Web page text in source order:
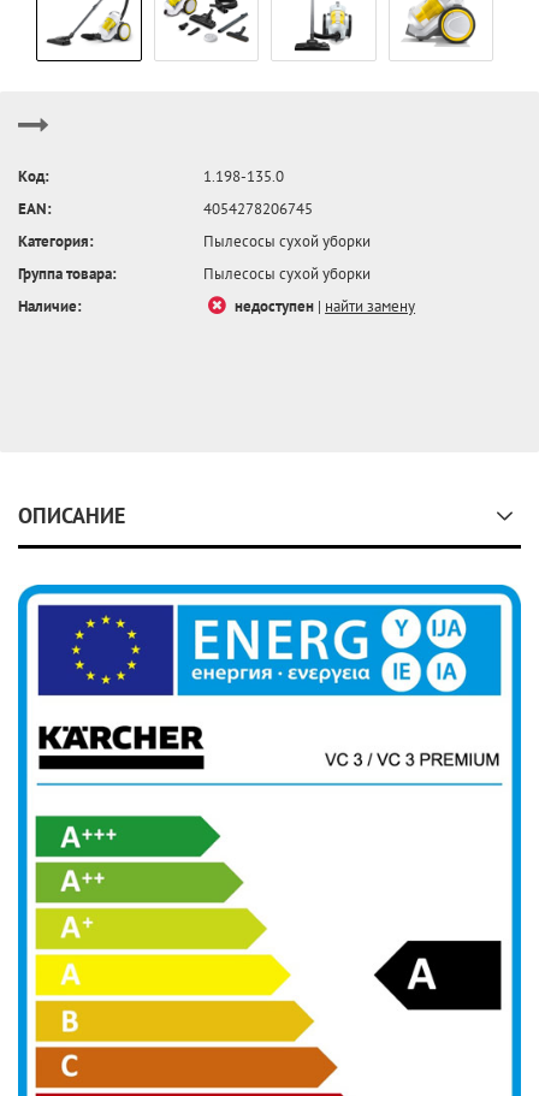
Код:
1.198-135.0
EAN:
4054278206745
Категория:
Пылесосы сухой уборки
Группа товара:
Пылесосы сухой уборки
Наличие:
недоступен | найти замену
ОПИСАНИЕ